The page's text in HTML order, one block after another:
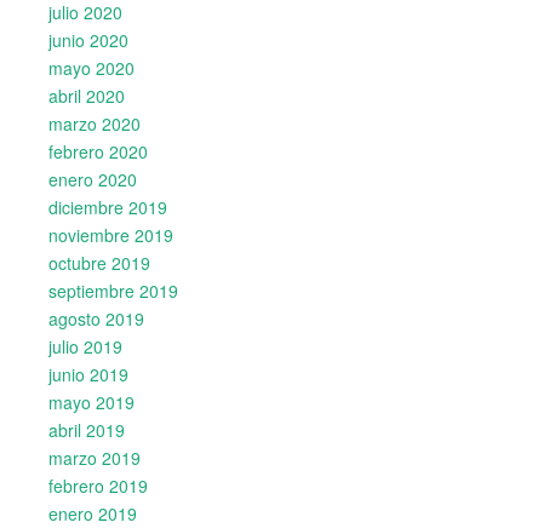
julio 2020
junio 2020
mayo 2020
abril 2020
marzo 2020
febrero 2020
enero 2020
diciembre 2019
noviembre 2019
octubre 2019
septiembre 2019
agosto 2019
julio 2019
junio 2019
mayo 2019
abril 2019
marzo 2019
febrero 2019
enero 2019